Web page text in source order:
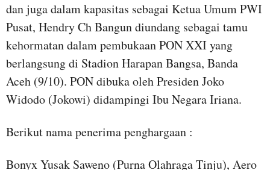
dan juga dalam kapasitas sebagai Ketua Umum PWI
Pusat, Hendry Ch Bangun diundang sebagai tamu
kehormatan dalam pembukaan PON XXI yang
berlangsung di Stadion Harapan Bangsa, Banda
Aceh (9/10). PON dibuka oleh Presiden Joko
Widodo (Jokowi) didampingi Ibu Negara Iriana.
Berikut nama penerima penghargaan :
Bonyx Yusak Saweno (Purna Olahraga Tinju), Aero